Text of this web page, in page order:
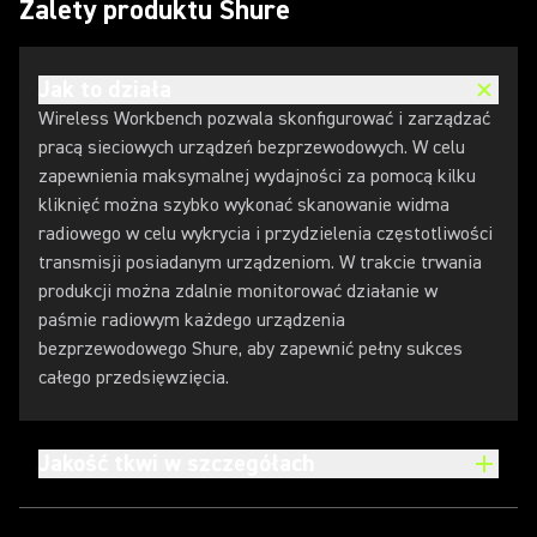
Zalety produktu Shure
Wireless Workbench pozwala skonfigurować i zarządzać
pracą sieciowych urządzeń bezprzewodowych. W celu
zapewnienia maksymalnej wydajności za pomocą kilku
kliknięć można szybko wykonać skanowanie widma
radiowego w celu wykrycia i przydzielenia częstotliwości
transmisji posiadanym urządzeniom. W trakcie trwania
produkcji można zdalnie monitorować działanie w
paśmie radiowym każdego urządzenia
bezprzewodowego Shure, aby zapewnić pełny sukces
całego przedsięwzięcia.